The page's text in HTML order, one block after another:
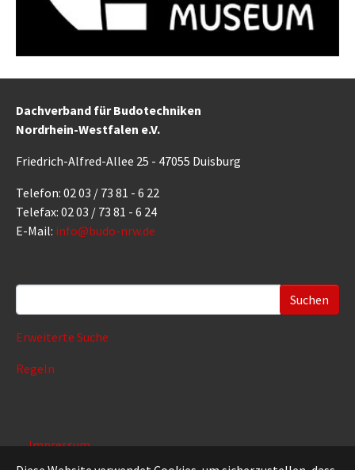
Dachverband für Budotechniken
Nordrhein-Westfalen e.V.
Friedrich-Alfred-Allee 25 - 47055 Duisburg
Telefon: 02 03 / 73 81 - 6 22
Telefax: 02 03 / 73 81 - 6 24
E-Mail: info@budo-nrw.de
Erweiterte Suche
Regeln
Impressum
Datenschutz